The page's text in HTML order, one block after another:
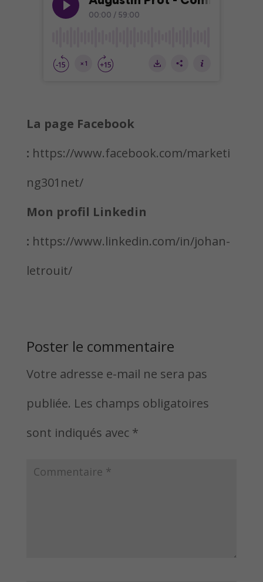
La page Facebook
: https://www.facebook.com/marketi
ng301net/
Mon profil Linkedin
: https://www.linkedin.com/in/johan-
letrouit/
Poster le commentaire
Votre adresse e-mail ne sera pas
publiée. Les champs obligatoires
sont indiqués avec *